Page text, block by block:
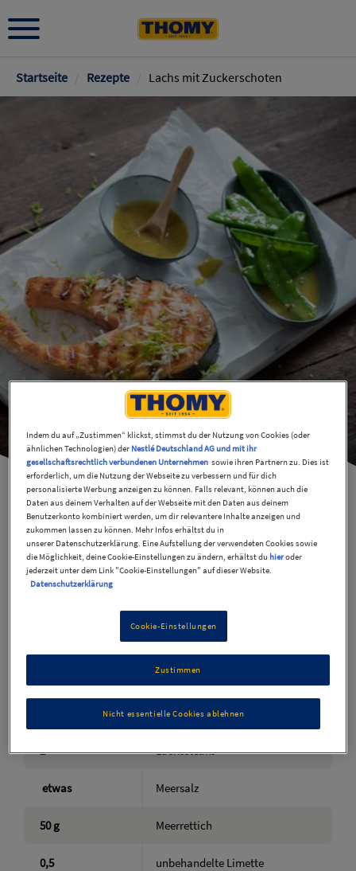
Pfadnavigation
Startseite Rezepte Lachs mit Zuckerschoten
Lachs mit Zuckerschoten
30 Min
Zutaten 2 Portionen
2 Lachssteaks
etwas Meersalz
50 g Meerrettich
0,5 unbehandelte Limette
Indem du auf „Zustimmen“ klickst, stimmst du der Nutzung von Cookies (oder
ähnlichen Technologien) der Nestlé Deutschland AG und mit ihr
gesellschaftsrechtlich verbundenen Unternehmen sowie ihren Partnern zu. Dies ist
erforderlich, um die Nutzung der Webseite zu verbessern und für dich
personalisierte Werbung anzeigen zu können. Falls relevant, können auch die
Daten aus deinem Verhalten auf der Webseite mit den Daten aus deinem
Benutzerkonto kombiniert werden, um dir relevantere Inhalte anzeigen und
zukommen lassen zu können. Mehr Infos erhältst du in
unserer Datenschutzerklärung. Eine Aufstellung der verwendeten Cookies sowie
die Möglichkeit, deine Cookie-Einstellungen zu ändern, erhältst du hieroder
jederzeit unter dem Link "Cookie-Einstellungen" auf dieser Website.
Datenschutzerklärung
Cookie-Einstellungen
Nicht essentielle Cookies ablehnen
Zustimmen